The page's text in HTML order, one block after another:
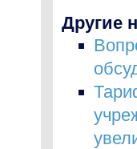
Другие